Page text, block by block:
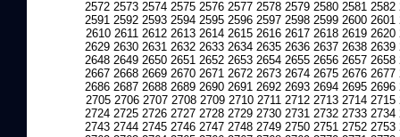
2572 2573 2574 2575 2576 2577 2578 2579 2580 2581 2582
2591 2592 2593 2594 2595 2596 2597 2598 2599 2600 2601
2610 2611 2612 2613 2614 2615 2616 2617 2618 2619 2620
2629 2630 2631 2632 2633 2634 2635 2636 2637 2638 2639
2648 2649 2650 2651 2652 2653 2654 2655 2656 2657 2658
2667 2668 2669 2670 2671 2672 2673 2674 2675 2676 2677
2686 2687 2688 2689 2690 2691 2692 2693 2694 2695 2696
2705 2706 2707 2708 2709 2710 2711 2712 2713 2714 2715
2724 2725 2726 2727 2728 2729 2730 2731 2732 2733 2734
2743 2744 2745 2746 2747 2748 2749 2750 2751 2752 2753